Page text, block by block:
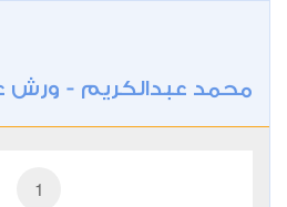
محمد عبدالكريم - ورش
1